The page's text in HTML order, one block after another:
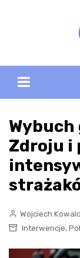
Wybuch
Zdroju i
Wojciech
Interwencje,